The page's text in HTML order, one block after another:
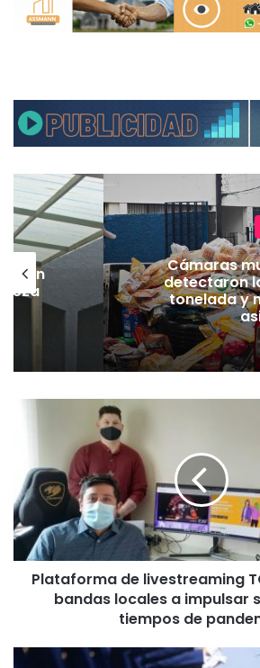
Cámaras
detectaron
tonelada y
f
o
r
m
Plataforma de livestreaming
bandas locales a impulsar
tiempos de